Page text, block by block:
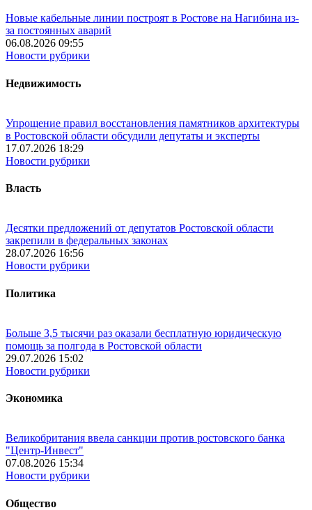
Новые кабельные линии построят в Ростове на Нагибина из-
за постоянных аварий
06.08.2026 09:55
Новости рубрики
Недвижимость
Упрощение правил восстановления памятников архитектуры
в Ростовской области обсудили депутаты и эксперты
17.07.2026 18:29
Новости рубрики
Власть
Десятки предложений от депутатов Ростовской области
закрепили в федеральных законах
28.07.2026 16:56
Новости рубрики
Политика
Больше 3,5 тысячи раз оказали бесплатную юридическую
помощь за полгода в Ростовской области
29.07.2026 15:02
Новости рубрики
Экономика
Великобритания ввела санкции против ростовского банка
"Центр-Инвест"
07.08.2026 15:34
Новости рубрики
Общество